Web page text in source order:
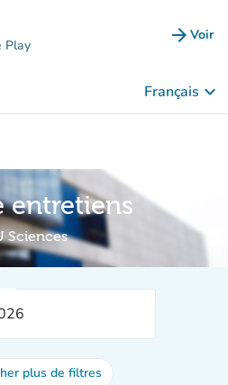
Play arrow_forward Voir
Français keyboard_arrow_down
entretiens
Sciences
plus de filtres